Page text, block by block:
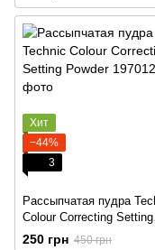
Хит
−44%
3
Рассыпчатая пудра
Colour Correcting Setting
Powder
250 грн 450 грн